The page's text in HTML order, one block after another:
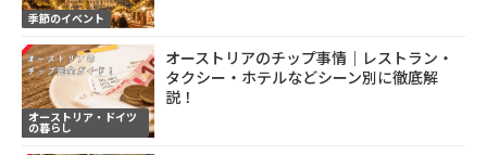
季節のイベント
オーストリア・ドイツ
の暮らし
オーストリアのチップ事情｜レストラン・
タクシー・ホテルなどシーン別に徹底解
説！